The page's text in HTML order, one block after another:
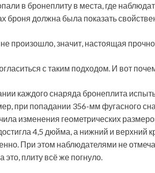
в бронеплиту в места, где
броня должна была показать
не произошло, значит, настоящая
с таким подходом. И вот
каждого снаряда бронеплита
при попадании 356-мм фугасного
изменения геометрических
4,5 дюйма, а нижний и верхний
При этом наблюдателями не
это, плиту всё же погнуло.